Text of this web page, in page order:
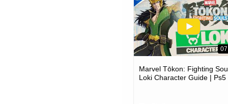
Marvel Tōkon: Fighting
Loki Character Guide | Ps5